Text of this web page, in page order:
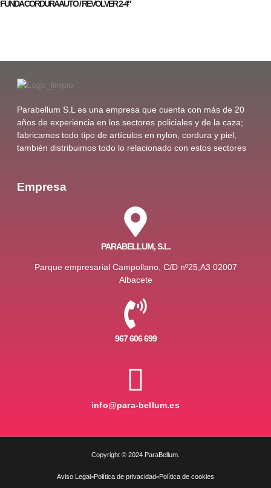
FUNDA CORDURA AUTO / REVOLVER 2-4″
Parabellum S.L es una empresa que cuenta con más de 20
años de experiencia en los sectores policiales y de la caza;
fabricamos todo tipo de artículos en nylon, cordura y piel,
también distribuimos todo lo relacionado con estos sectores
Empresa
PARABELLUM, S.L.
Parque empresarial Campollano, C/D nº25,A3 02007
Albacete
967 606 699
info@para-bellum.es
Copyright © 2024 ParaBellum.
Aviso Legal Política de privacidad Política de cookies